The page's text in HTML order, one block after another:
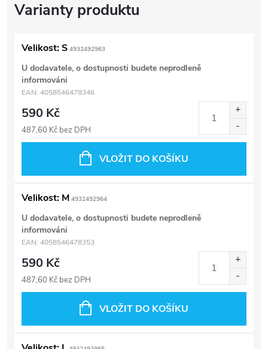
Velikost: S 4932492963
U dodavatele, o dostupnosti budete neprodleně
informováni
EAN: 4058546478346
590 Kč
487,60 Kč bez DPH
VLOŽIT DO KOŠÍKU
Velikost: M 4932492964
U dodavatele, o dostupnosti budete neprodleně
informováni
EAN: 4058546478353
590 Kč
487,60 Kč bez DPH
VLOŽIT DO KOŠÍKU